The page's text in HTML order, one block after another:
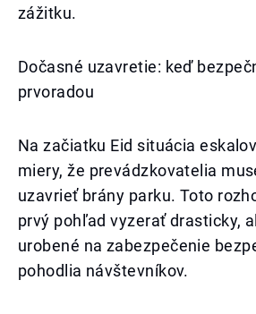
zážitku.
Dočasné uzavretie: keď
prvoradou
Na začiatku Eid situácia
miery, že prevádzkovatelia
uzavrieť brány parku. Toto
prvý pohľad vyzerať drasticky,
urobené na zabezpečenie
pohodlia návštevníkov.